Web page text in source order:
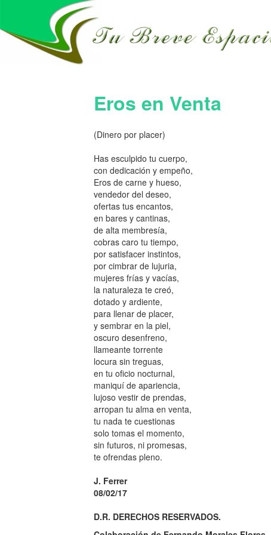
Eros en Venta
(Dinero por placer)
Has esculpido tu cuerpo,
con dedicación y empeño,
Eros de carne y hueso,
vendedor del deseo,
ofertas tus encantos,
en bares y cantinas,
de alta membresía,
cobras caro tu tiempo,
por satisfacer instintos,
por cimbrar de lujuria,
mujeres frías y vacías,
la naturaleza te creó,
dotado y ardiente,
para llenar de placer,
y sembrar en la piel,
oscuro desenfreno,
llameante torrente
locura sin treguas,
en tu oficio nocturnal,
maniquí de apariencia,
lujoso vestir de prendas,
arropan tu alma en venta,
tu nada te cuestionas
solo tomas el momento,
sin futuros, ni promesas,
te ofrendas pleno.
J. Ferrer
08/02/17
D.R. DERECHOS RESERVADOS.